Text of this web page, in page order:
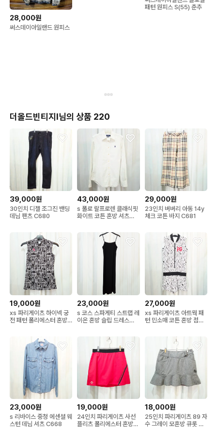
28,000원
써스데이아일랜드 원피스
패턴 원피스 S(55) 춘추
더올드빈티지l님의 상품 220
39,000원
30인치 디젤 조그진 밴딩
데님 팬츠 C680
43,000원
s 폴로 랄프로렌 클래식핏
화이트 코튼 혼방 셔츠
29,000원
23인치 버버리 아동 14y
체크 코튼 바지 C681
19,000원
xs 파리게이츠 하이넥 궁
전 패턴 폴리에스터 혼방
23,000원
s 코스 스파게티 스트랩 레
이온 혼방 슬립 드레스
27,000원
xs 파리게이츠 아트웍 패
턴 민소매 코튼 혼방 점프
23,000원
s 리바이스 중청 에센셜 웨
스턴 데님 셔츠 C668
19,000원
24인치 파리게이츠 사선
플리츠 폴리에스터 혼방
18,000원
25인치 파리게이츠 89 자
수 그레이 모혼방 큐롯 스